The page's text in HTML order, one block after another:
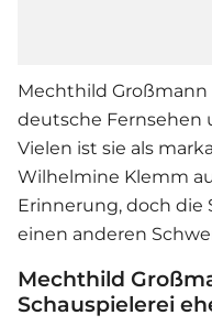
Mechthild Großmann
deutsche Fernsehen
Vielen ist sie als
Wilhelmine Klemm
Erinnerung, doch die
einen anderen
Mechthild
Schauspielerei